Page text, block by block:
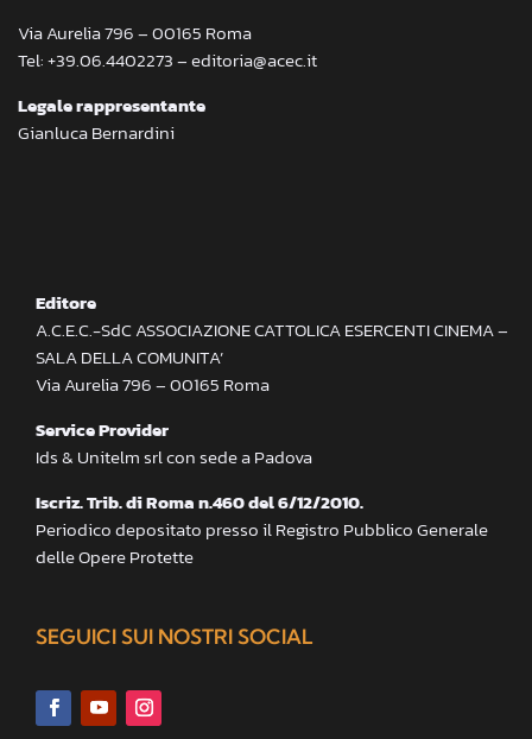
Via Aurelia 796 – 00165 Roma
Tel: +39.06.4402273 – editoria@acec.it
Legale rappresentante
Gianluca Bernardini
Editore
A.C.E.C.-SdC ASSOCIAZIONE CATTOLICA ESERCENTI CINEMA –
SALA DELLA COMUNITA’
Via Aurelia 796 – 00165 Roma
Service Provider
Ids & Unitelm srl con sede a Padova
Iscriz. Trib. di Roma n.460 del 6/12/2010.
Periodico depositato presso il Registro Pubblico Generale
delle Opere Protette
SEGUICI SUI NOSTRI SOCIAL